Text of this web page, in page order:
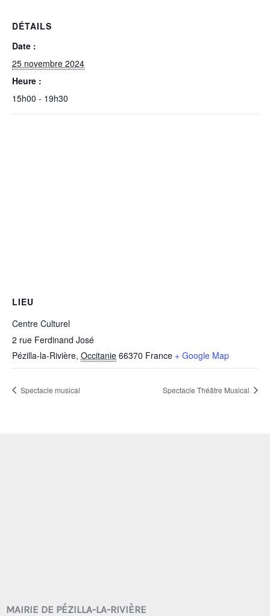
DÉTAILS
Date :
25 novembre 2024
Heure :
15h00 - 19h30
LIEU
Centre Culturel
2 rue Ferdinand José
Pézilla-la-Rivière, Occitanie 66370 France + Google Map
Spectacle musical Spectacle Théâtre Musical
MAIRIE DE PÉZILLA-LA-RIVIÈRE